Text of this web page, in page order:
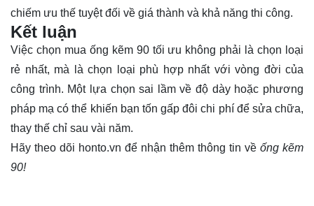
chiếm ưu thế tuyệt đối về giá thành và khả năng thi công.
Kết luận
Việc chọn mua ống kẽm 90 tối ưu không phải là chọn loại
rẻ nhất, mà là chọn loại phù hợp nhất với vòng đời của
công trình. Một lựa chọn sai lầm về độ dày hoặc phương
pháp mạ có thể khiến bạn tốn gấp đôi chi phí để sửa chữa,
thay thế chỉ sau vài năm.
Hãy theo dõi honto.vn để nhận thêm thông tin về ống kẽm
90!